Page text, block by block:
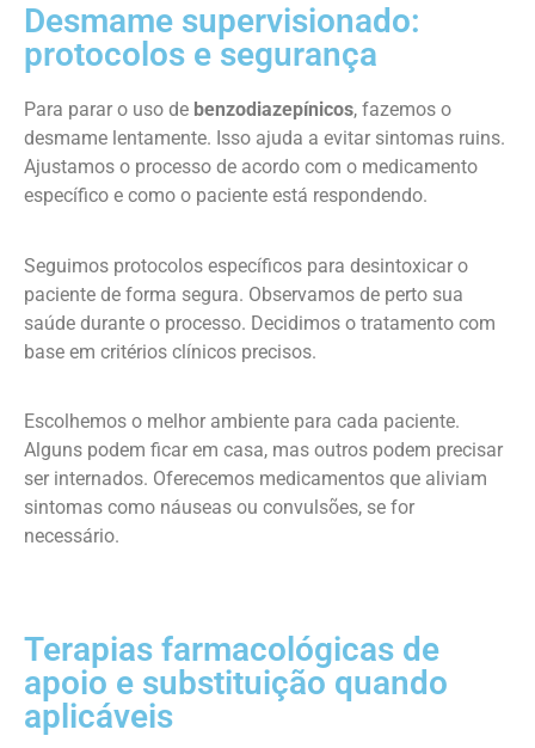
Desmame supervisionado:
protocolos e segurança
Para parar o uso de benzodiazepínicos, fazemos o
desmame lentamente. Isso ajuda a evitar sintomas ruins.
Ajustamos o processo de acordo com o medicamento
específico e como o paciente está respondendo.
Seguimos protocolos específicos para desintoxicar o
paciente de forma segura. Observamos de perto sua
saúde durante o processo. Decidimos o tratamento com
base em critérios clínicos precisos.
Escolhemos o melhor ambiente para cada paciente.
Alguns podem ficar em casa, mas outros podem precisar
ser internados. Oferecemos medicamentos que aliviam
sintomas como náuseas ou convulsões, se for
necessário.
Terapias farmacológicas de
apoio e substituição quando
aplicáveis